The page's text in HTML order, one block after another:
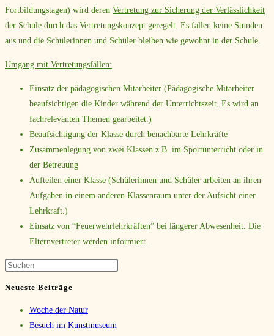
Fortbildungstagen) wird deren Vertretung zur Sicherung der Verlässlichkeit
der Schule durch das Vertretungskonzept geregelt. Es fallen keine Stunden
aus und die Schülerinnen und Schüler bleiben wie gewohnt in der Schule.
Umgang mit Vertretungsfällen:
Einsatz der pädagogischen Mitarbeiter (Pädagogische Mitarbeiter
beaufsichtigen die Kinder während der Unterrichtszeit. Es wird an
fachrelevanten Themen gearbeitet.)
Beaufsichtigung der Klasse durch benachbarte Lehrkräfte
Zusammenlegung von zwei Klassen z.B. im Sportunterricht oder in
der Betreuung
Aufteilen einer Klasse (Schülerinnen und Schüler arbeiten an ihren
Aufgaben in einem anderen Klassenraum unter der Aufsicht einer
Lehrkraft.)
Einsatz von “Feuerwehrlehrkräften” bei längerer Abwesenheit. Die
Elternvertreter werden informiert.
Neueste Beiträge
Woche der Natur
Besuch im Kunstmuseum